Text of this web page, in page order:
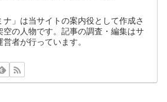
」は当サイトの案内役として作成さ
空の人物です。記事の調査・編集はサ
営者が行っています。